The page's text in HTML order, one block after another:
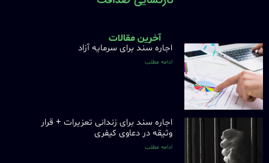
آخرین مقالات
اجاره سند برای سرمایه آزاد
ادامه مطلب
اجاره سند برای زندانی تعزیرات + قرار
وثیقه در دعاوی کیفری
ادامه مطلب